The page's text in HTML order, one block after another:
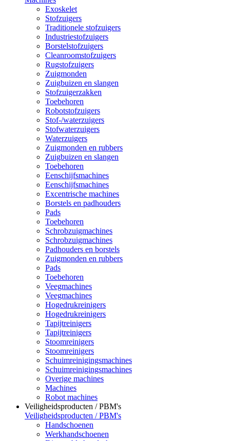
Exoskelet
Stofzuigers
Traditionele stofzuigers
Industriestofzuigers
Borstelstofzuigers
Cleanroomstofzuigers
Rugstofzuigers
Zuigmonden
Zuigbuizen en slangen
Stofzuigerzakken
Toebehoren
Robotstofzuigers
Stof-/waterzuigers
Stofwaterzuigers
Waterzuigers
Zuigmonden en rubbers
Zuigbuizen en slangen
Toebehoren
Eenschijfsmachines
Eenschijfsmachines
Excentrische machines
Borstels en padhouders
Pads
Toebehoren
Schrobzuigmachines
Schrobzuigmachines
Padhouders en borstels
Zuigmonden en rubbers
Pads
Toebehoren
Veegmachines
Veegmachines
Hogedrukreinigers
Hogedrukreinigers
Tapijtreinigers
Tapijtreinigers
Stoomreinigers
Stoomreinigers
Schuimreinigingsmachines
Schuimreinigingsmachines
Overige machines
Machines
Robot machines
Veiligheidsproducten / PBM's
Veiligheidsproducten / PBM's
Handschoenen
Werkhandschoenen